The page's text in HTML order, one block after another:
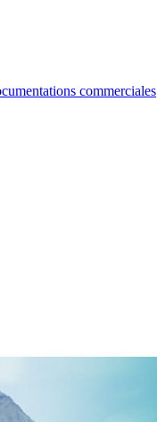
commerciales